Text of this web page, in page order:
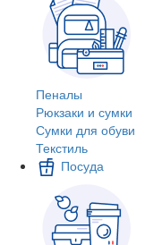
Пеналы
Рюкзаки и сумки
Сумки для обуви
Текстиль
Посуда